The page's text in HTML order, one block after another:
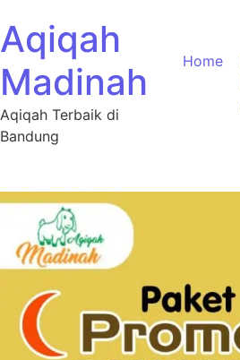
Aqiqah
Madinah
Aqiqah Terbaik di
Bandung
Home